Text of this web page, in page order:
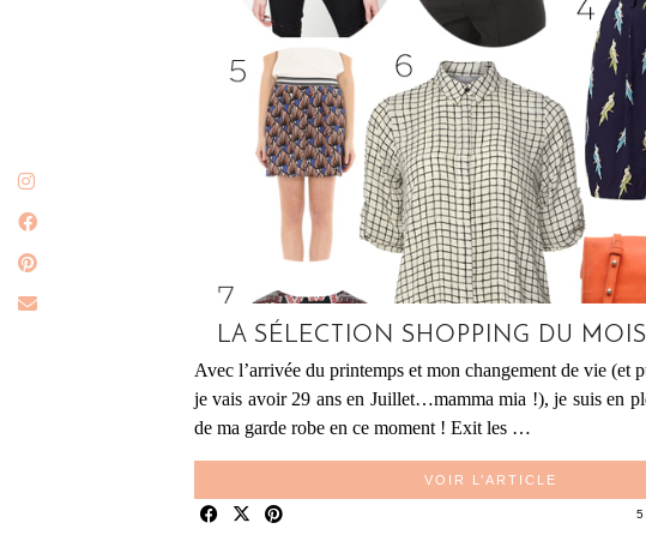
LA SÉLECTION SHOPPING DU
Avec l’arrivée du printemps et mon changement de vie (et
je vais avoir 29 ans en Juillet…mamma mia !), je suis en
de ma garde robe en ce moment ! Exit les …
VOIR L’ARTICLE